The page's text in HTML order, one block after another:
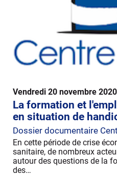
Vendredi 20 novembre 2020
La formation et
en situation de
Dossier documentaire
En cette période de crise
sanitaire, de nombreux
autour des questions de la
des…